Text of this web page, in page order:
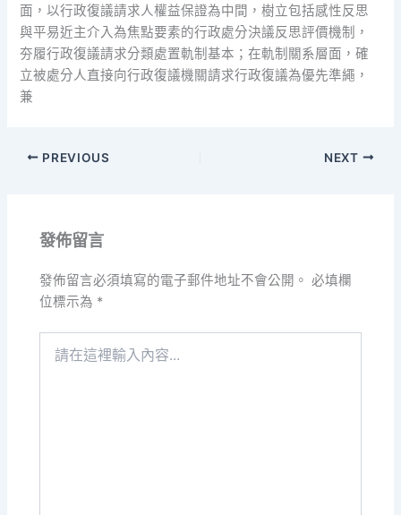
面，以行政復議請求人權益保證為中間，樹立包括感性反思
與平易近主介入為焦點要素的行政處分決議反思評價機制，
夯履行政復議請求分類處置軌制基本；在軌制關系層面，確
立被處分人直接向行政復議機關請求行政復議為優先準繩，
兼
PREVIOUS NEXT
發佈留言
發佈留言必須填寫的電子郵件地址不會公開。 必填欄
位標示為 *